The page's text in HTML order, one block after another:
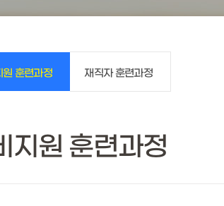
원 훈련과정 재직자 훈련과정
지원 훈련과정